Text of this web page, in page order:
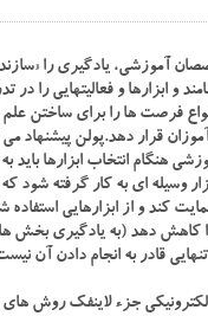
آموزشی، یادگیری را
و ابزارها و فعالیتهایی را در
فرصت ها را برای ساختن
قرار دهد.پولن پیشنهاد
هنگام انتخاب ابزارها باید
وسیله ای به کار گرفته شود
کند و از ابزارهایی
کاهش دهد (به یادگیری بخش
تنهایی قادر به انجام دادن آن
جزء لاینفک روش های